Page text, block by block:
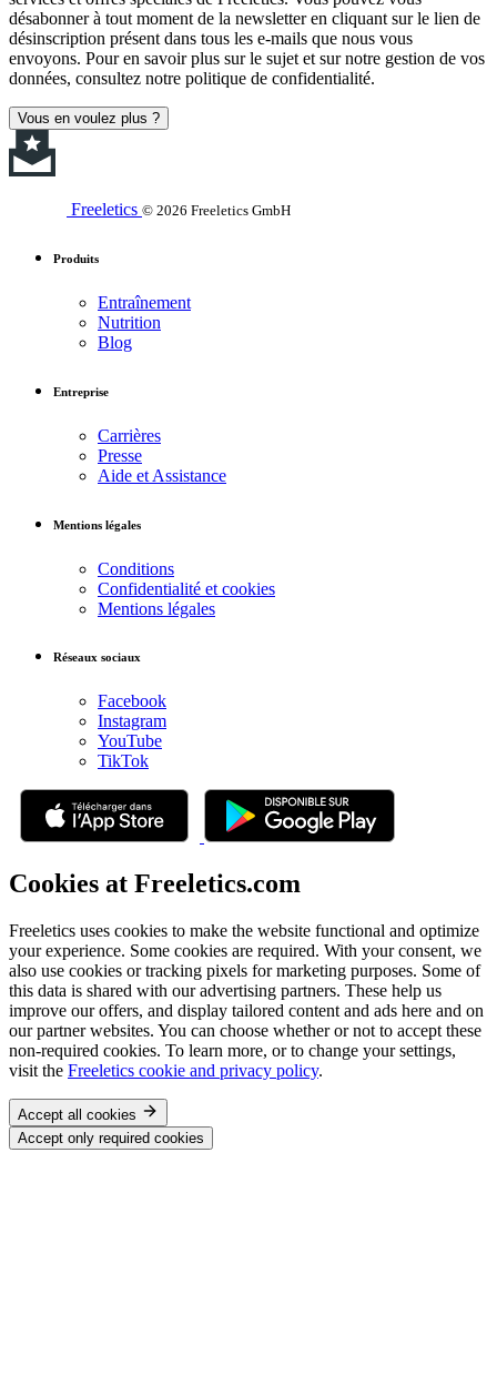
désabonner à tout moment de la newsletter en cliquant sur le lien de
désinscription présent dans tous les e-mails que nous vous
envoyons. Pour en savoir plus sur le sujet et sur notre gestion de vos
données, consultez notre politique de confidentialité.
Vous en voulez plus ?
Freeletics © 2026 Freeletics GmbH
Produits
Entraînement
Nutrition
Blog
Entreprise
Carrières
Presse
Aide et Assistance
Mentions légales
Conditions
Confidentialité et cookies
Mentions légales
Réseaux sociaux
Facebook
Instagram
YouTube
TikTok
Cookies at Freeletics.com
Freeletics uses cookies to make the website functional and optimize
your experience. Some cookies are required. With your consent, we
also use cookies or tracking pixels for marketing purposes. Some of
this data is shared with our advertising partners. These help us
improve our offers, and display tailored content and ads here and on
our partner websites. You can choose whether or not to accept these
non-required cookies. To learn more, or to change your settings,
visit the Freeletics cookie and privacy policy.
Accept all cookies
Accept only required cookies